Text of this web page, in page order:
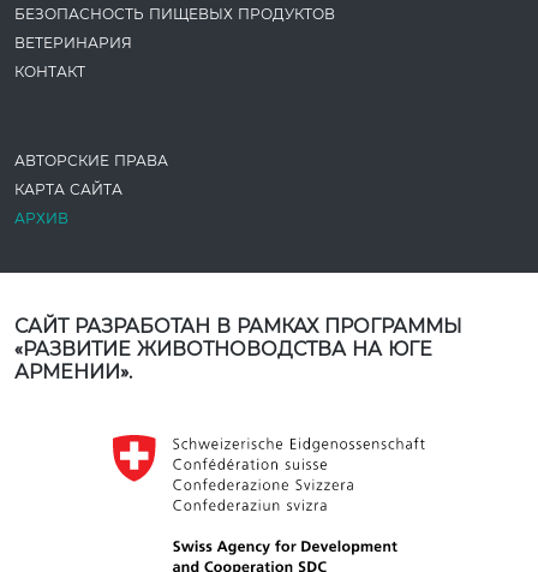
БЕЗОПАСНОСТЬ ПИЩЕВЫХ ПРОДУКТОВ
ВЕТЕРИНАРИЯ
КОНТАКТ
АВТОРСКИЕ ПРАВА
КАРТА САЙТА
АРХИВ
САЙТ РАЗРАБОТАН В РАМКАХ ПРОГРАММЫ
«РАЗВИТИЕ ЖИВОТНОВОДСТВА НА ЮГЕ
АРМЕНИИ».